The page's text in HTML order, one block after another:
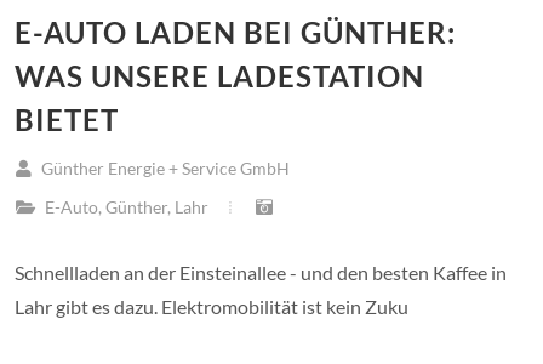
E-AUTO LADEN BEI GÜNTHER:
WAS UNSERE LADESTATION
BIETET
Günther Energie + Service GmbH
E-Auto, Günther, Lahr
Schnellladen an der Einsteinallee - und den besten Kaffee in
Lahr gibt es dazu. Elektromobilität ist kein Zuku